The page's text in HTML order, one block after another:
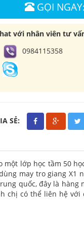
GỌI
với nhân viên tư
0984115358
SẺ:
một lớp học tầm 50
may tro giang X1
quốc, đây là hàng
chị có thể liên hệ với